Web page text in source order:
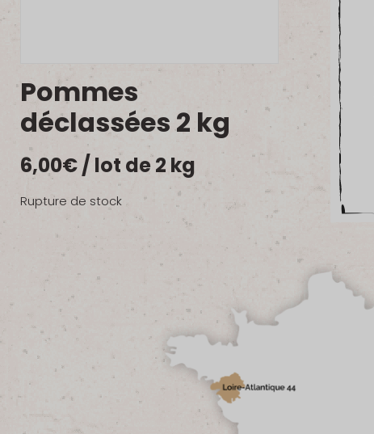
Pommes
déclassées 2 kg
6,00€/ lot de 2 kg
Rupture de stock